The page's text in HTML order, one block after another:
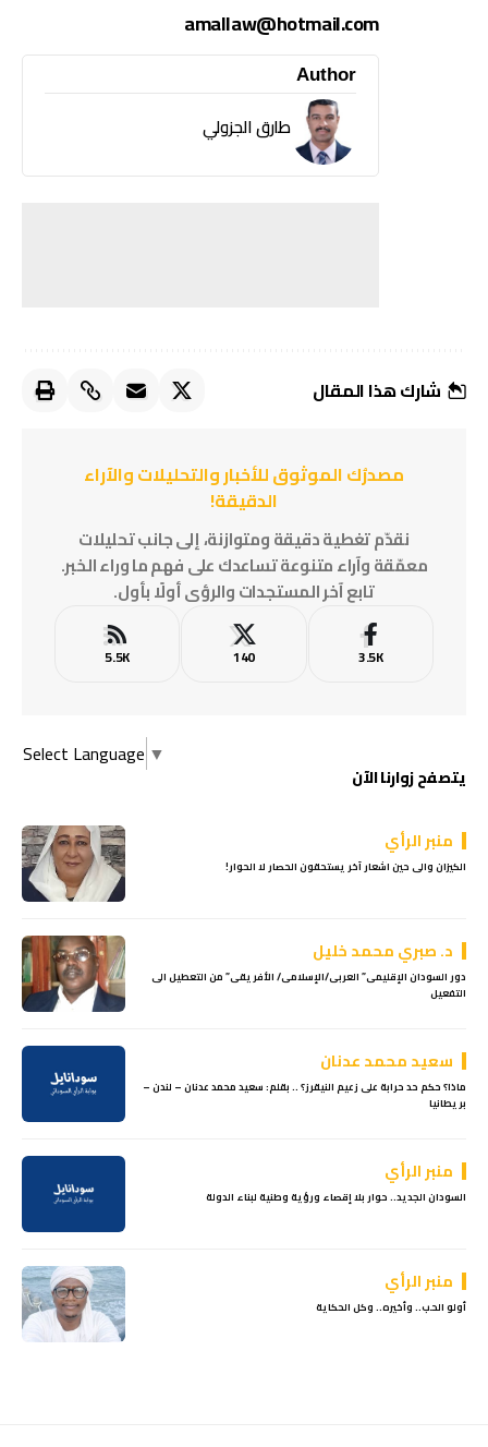
amallaw@hotmail.com
Author
طارق الجزولي
شارك هذا المقال
مصدرُك الموثوق للأخبار والتحليلات والآراء
الدقيقة!
نقدّم تغطية دقيقة ومتوازنة، إلى جانب تحليلات
معمّقة وآراء متنوعة تساعدك على فهم ما وراء الخبر.
تابع آخر المستجدات والرؤى أولًا بأول.
3.5K
140
5.5K
Select Language ▼
يتصفح زوارنا الآن
منبر الرأي
الكيزان والى حين اشعار آخر يستحقون الحصار لا الحوار!
د. صبري محمد خليل
دور السودان الإقليمى” العربى/الإسلامى/ الأفريقى” من التعطيل الى
التفعيل
سعيد محمد عدنان
ماذا؟ حكم حد حرابة على زعيم النيقرز؟ .. بقلم: سعيد محمد عدنان – لندن –
بريطانيا
منبر الرأي
السودان الجديد.. حوار بلا إقصاء ورؤية وطنية لبناء الدولة
منبر الرأي
أولو الحب.. وأخيره.. وكل الحكاية